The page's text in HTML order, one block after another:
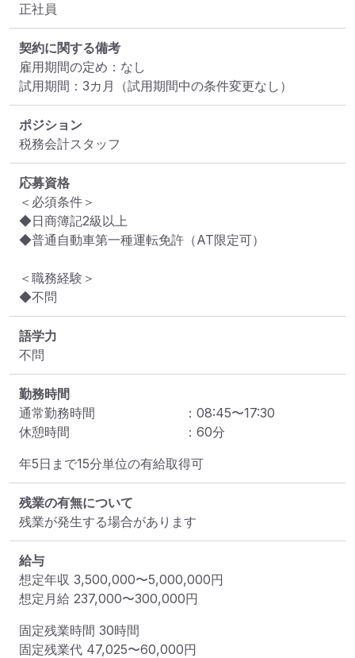
正社員
契約に関する備考
雇用期間の定め：なし
試用期間：3カ月（試用期間中の条件変更なし）
ポジション
税務会計スタッフ
応募資格
＜必須条件＞
◆日商簿記2級以上
◆普通自動車第一種運転免許（AT限定可）
＜職務経験＞
◆不問
語学力
不問
勤務時間
通常勤務時間
： 08:45〜17:30
休憩時間
： 60分
年5日まで15分単位の有給取得可
残業の有無について
残業が発生する場合があります
給与
想定年収 3,500,000〜5,000,000円
想定月給 237,000〜300,000円
固定残業時間 30時間
固定残業代 47,025〜60,000円